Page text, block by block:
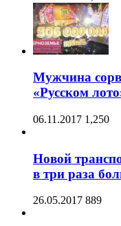
Мужчина
«Русском
06.11.2017 1,250
Новой
в три раза
26.05.2017 889